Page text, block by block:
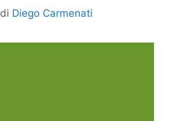
di Diego Carmenati